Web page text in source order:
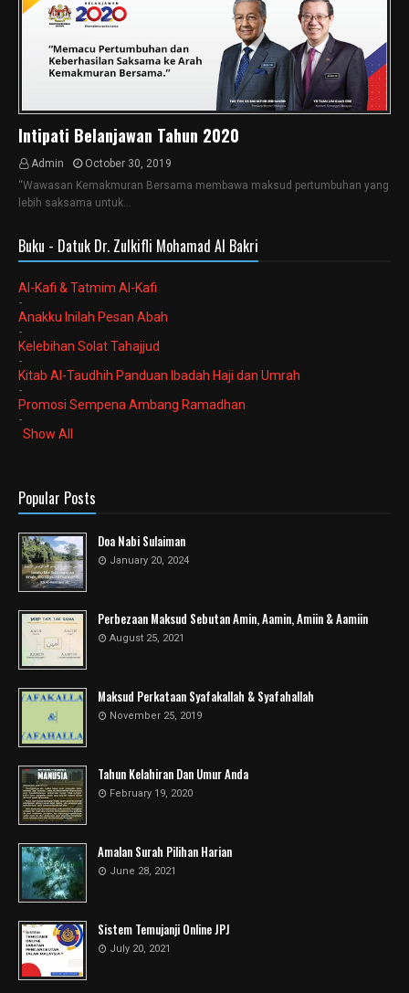
Intipati Belanjawan Tahun 2020
Admin
October 30, 2019
“Wawasan Kemakmuran Bersama membawa maksud pertumbuhan yang
lebih saksama untuk…
Buku - Datuk Dr. Zulkifli Mohamad Al Bakri
Al-Kafi & Tatmim Al-Kafi
-
Anakku Inilah Pesan Abah
-
Kelebihan Solat Tahajjud
-
Kitab Al-Taudhih Panduan Ibadah Haji dan Umrah
-
Promosi Sempena Ambang Ramadhan
-
Show All
Popular Posts
Doa Nabi Sulaiman
January 20, 2024
Perbezaan Maksud Sebutan Amin, Aamin, Amiin & Aamiin
August 25, 2021
Maksud Perkataan Syafakallah & Syafahallah
November 25, 2019
Tahun Kelahiran Dan Umur Anda
February 19, 2020
Amalan Surah Pilihan Harian
June 28, 2021
Sistem Temujanji Online JPJ
July 20, 2021